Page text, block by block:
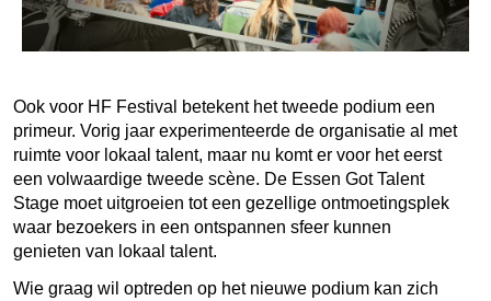
Ook voor HF Festival betekent het tweede podium een
primeur. Vorig jaar experimenteerde de organisatie al met
ruimte voor lokaal talent, maar nu komt er voor het eerst
een volwaardige tweede scène. De Essen Got Talent
Stage moet uitgroeien tot een gezellige ontmoetingsplek
waar bezoekers in een ontspannen sfeer kunnen
genieten van lokaal talent.
Wie graag wil optreden op het nieuwe podium kan zich